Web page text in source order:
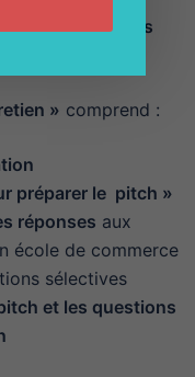
dans des
» comprend :
préparer le pitch »
réponses aux
école de commerce
sélectives
et les questions